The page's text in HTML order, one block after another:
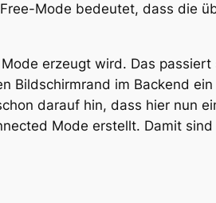
Mode bedeutet, dass die
erzeugt wird. Das
Bildschirmrand im Backend
darauf hin, dass hier nun
Mode erstellt. Damit